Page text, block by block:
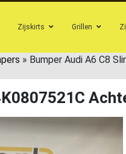
Zijskirts Grillen
» Bumper Audi A6 C8